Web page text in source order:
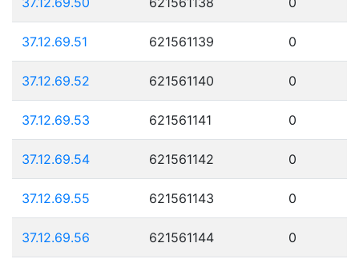
37.12.69.51 621561139 0
37.12.69.52 621561140 0
37.12.69.53 621561141 0
37.12.69.54 621561142 0
37.12.69.55 621561143 0
37.12.69.56 621561144 0